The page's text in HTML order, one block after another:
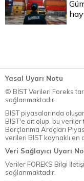
Yasal Uyarı Notu
© BİST Verileri Foreks
sağlanmaktadır.
BIST piyasalarında
BIST'e ait olup, bu veriler
Borçlanma Araçları
verileri BIST kaynaklı
Veri Sağlayıcı Uyarı
Veriler FOREKS Bilgi
sağlanmaktadır.